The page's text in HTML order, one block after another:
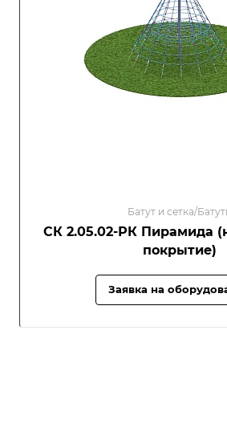
Батут и сетка/
СК 2.05.02-РК Пирамида
покрытие)
Заявка на